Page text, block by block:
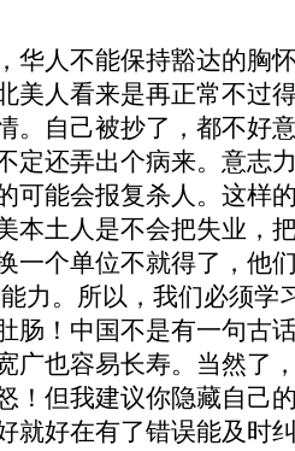
人不能保持豁达的胸怀
美人看来是再正常不过
。自己被抄了，都不好
定还弄出个病来。意志
可能会报复杀人。这样
本土人是不会把失业，
一个单位不就得了，他
力。所以，我们必须学
肠！中国不是有一句古
广也容易长寿。当然了
！但我建议你隐藏自己
就好在有了错误能及时